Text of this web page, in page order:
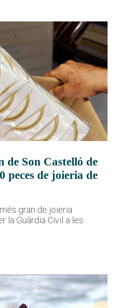
de Son Castelló de
peces de joieria de
gran de joieria
la Guàrdia Civil a les